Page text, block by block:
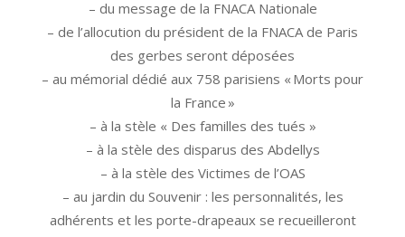
– du message de la FNACA Nationale
– de l’allocution du président de la FNACA de Paris
des gerbes seront déposées
– au mémorial dédié aux 758 parisiens « Morts pour
la France »
– à la stèle « Des familles des tués »
– à la stèle des disparus des Abdellys
– à la stèle des Victimes de l’OAS
– au jardin du Souvenir : les personnalités, les
adhérents et les porte-drapeaux se recueilleront